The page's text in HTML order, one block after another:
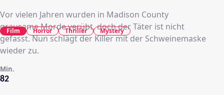
Vor vielen Jahren wurden in Madison County
grausame Morde verübt, doch der Täter ist nicht
gefasst. Nun schlägt der Killer mit der Schweinemaske
wieder zu.
82
Min.
Film Horror Thriller Mystery